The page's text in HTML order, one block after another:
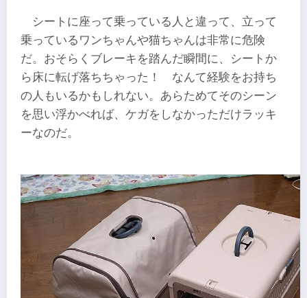
シートに座って乗っている人と違って、立って
乗っているワンちゃんや猫ちゃんは非常に危険
だ。おそらくブレーキを踏んだ瞬間に、シートか
ら床に転げ落ちちゃった！ なんて経験をお持ち
の人もいるかもしれない。あらためてそのシーン
を思い浮かべれば、ケガをしなかっただけラッキ
ーなのだ。